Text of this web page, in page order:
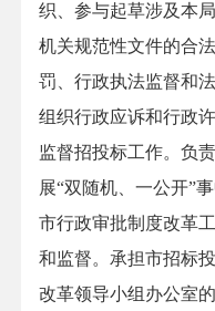
织、参与起草涉及本
机关规范性文件的合
罚、行政执法监督和
组织行政应诉和行政
监督招投标工作。负
展“双随机、一公开”
市行政审批制度改革
和监督。承担市招标
改革领导小组办公室的